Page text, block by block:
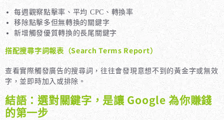
每週觀察點擊率、平均 CPC、轉換率
移除點擊多但無轉換的關鍵字
新增觸發優質轉換的長尾關鍵字
搭配搜尋字詞報表（Search Terms Report）
查看實際觸發廣告的搜尋詞，往往會發現意想不到的黃金字或無效
字，並即時加入或排除。
結語：選對關鍵字，是讓 Google 為你賺錢
的第一步